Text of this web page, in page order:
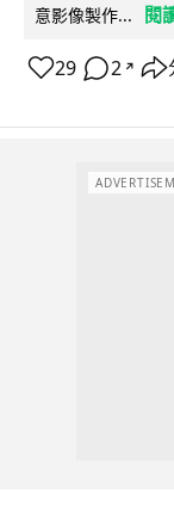
意影像製作...
閱
29 2 ↗